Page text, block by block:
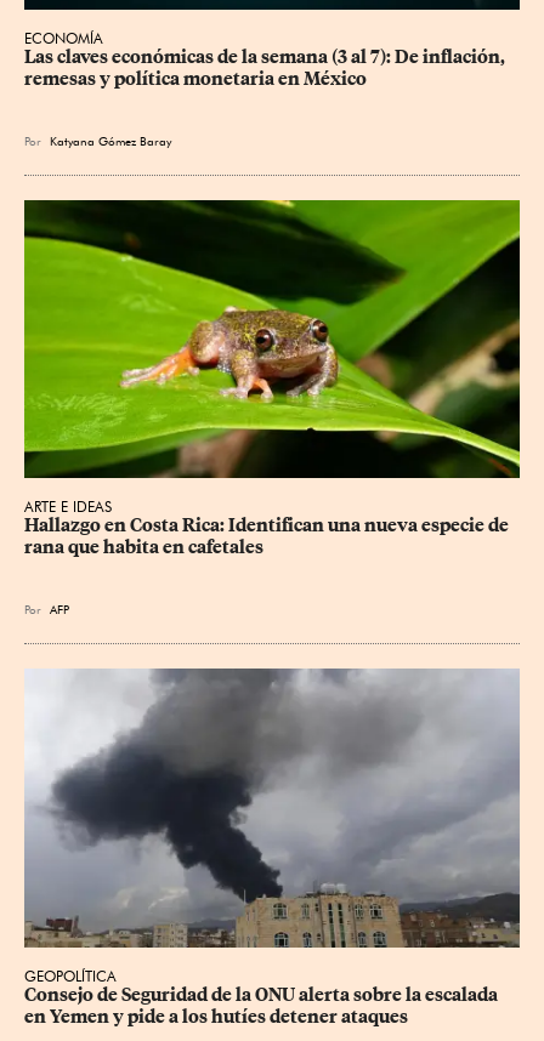
ECONOMÍA
Las claves económicas de la semana (3 al 7): De inflación,
remesas y política monetaria en México
Por Katyana Gómez Baray
ARTE E IDEAS
Hallazgo en Costa Rica: Identifican una nueva especie de
rana que habita en cafetales
Por AFP
GEOPOLÍTICA
Consejo de Seguridad de la ONU alerta sobre la escalada
en Yemen y pide a los hutíes detener ataques